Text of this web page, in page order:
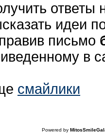
ответы
идеи
письмо
в
смайлики
Powered by